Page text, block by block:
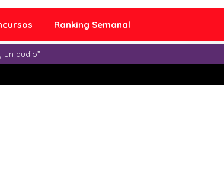
Ranking Semanal
un audio”